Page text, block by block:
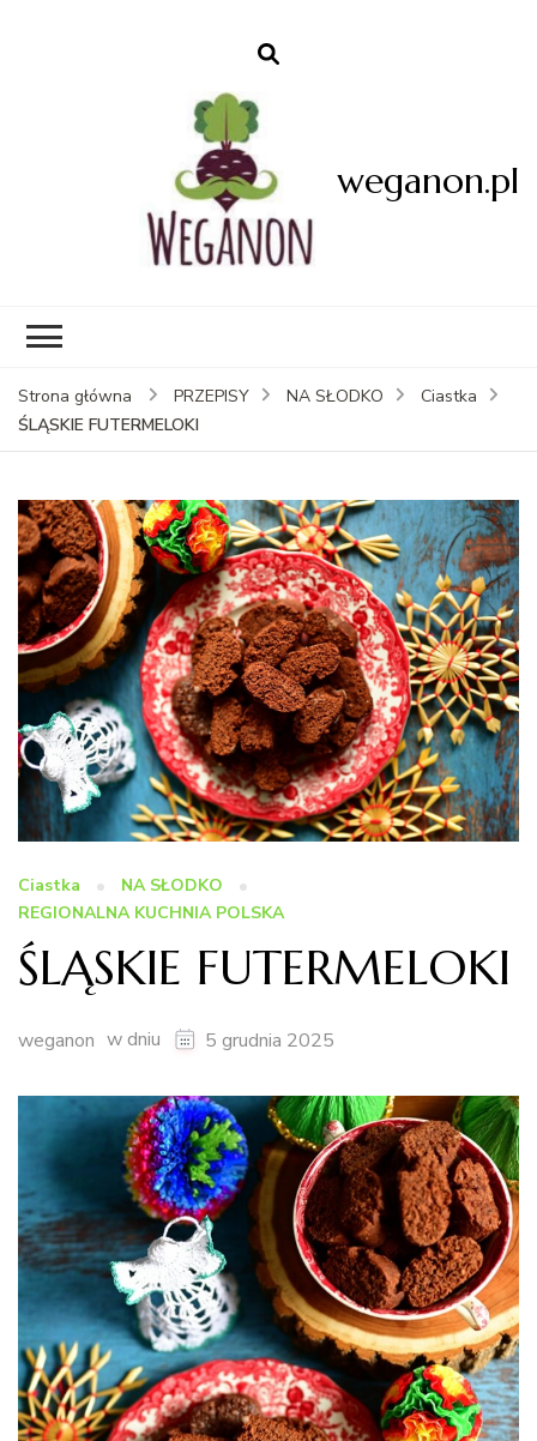
weganon.pl
Strona główna PRZEPISY NA SŁODKO
Ciastka
ŚLĄSKIE FUTERMELOKI
Ciastka
NA SŁODKO
REGIONALNA KUCHNIA POLSKA
ŚLĄSKIE FUTERMELOKI
weganon w dniu 5 grudnia 2025